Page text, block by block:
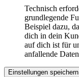
Technisch
grundlegende
Beispiel dazu,
dich in dein
auf dich ist für
anfallende
Einstellungen speichern